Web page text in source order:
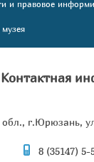
и правовое
Контактная
обл., г.Юрюзань,
8 (35147) 5-